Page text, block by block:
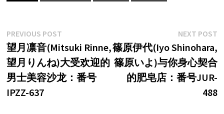
文
章
导
航
PREVIOUS POSTPrevious
post:
望月凛音(Mitsuki Rinne,
望月りんね)大受欢迎的
男士美容沙龙：番号
IPZZ-637
NEXT POST
篠原伊代(Iyo Shinohara,
篠原いよ)与你身心契合
的肥皂店：番号JUR-
488